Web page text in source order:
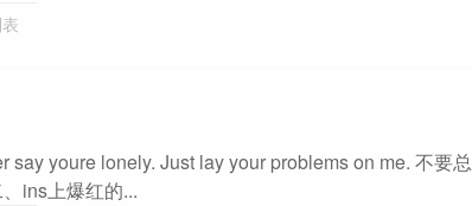
youre lonely. Just lay your problems on me. 不要总
ins上爆红的...